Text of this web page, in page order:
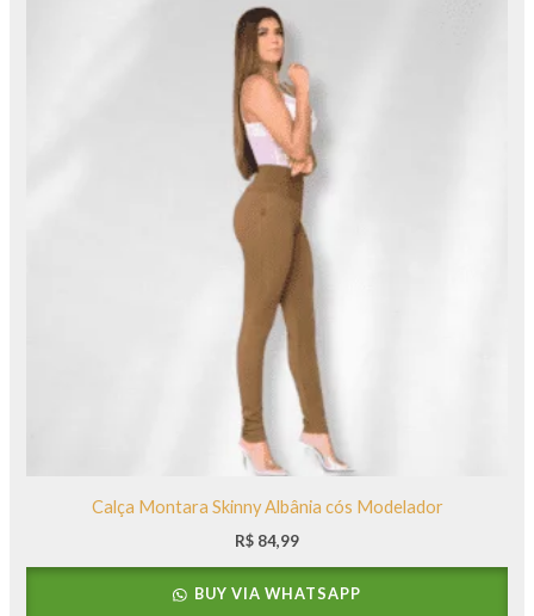
Calça Montara Skinny Albânia cós Modelador
R$ 84,99
BUY VIA WHATSAPP